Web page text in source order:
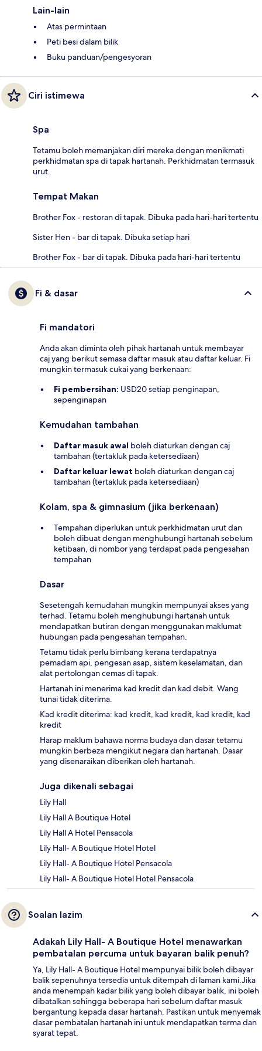
Lain-lain
Atas permintaan
Peti besi dalam bilik
Buku panduan/pengesyoran
Ciri istimewa
Spa
Tetamu boleh memanjakan diri mereka dengan menikmati
perkhidmatan spa di tapak hartanah. Perkhidmatan termasuk
urut.
Tempat Makan
Brother Fox - restoran di tapak. Dibuka pada hari-hari tertentu
Sister Hen - bar di tapak. Dibuka setiap hari
Brother Fox - bar di tapak. Dibuka pada hari-hari tertentu
Fi & dasar
Fi mandatori
Anda akan diminta oleh pihak hartanah untuk membayar
caj yang berikut semasa daftar masuk atau daftar keluar. Fi
mungkin termasuk cukai yang berkenaan:
Fi pembersihan: USD20 setiap penginapan,
sepenginapan
Kemudahan tambahan
Daftar masuk awal boleh diaturkan dengan caj
tambahan (tertakluk pada ketersediaan)
Daftar keluar lewat boleh diaturkan dengan caj
tambahan (tertakluk pada ketersediaan)
Kolam, spa & gimnasium (jika berkenaan)
Tempahan diperlukan untuk perkhidmatan urut dan
boleh dibuat dengan menghubungi hartanah sebelum
ketibaan, di nombor yang terdapat pada pengesahan
tempahan
Dasar
Sesetengah kemudahan mungkin mempunyai akses yang
terhad. Tetamu boleh menghubungi hartanah untuk
mendapatkan butiran dengan menggunakan maklumat
hubungan pada pengesahan tempahan.
Tetamu tidak perlu bimbang kerana terdapatnya
pemadam api, pengesan asap, sistem keselamatan, dan
alat pertolongan cemas di tapak.
Hartanah ini menerima kad kredit dan kad debit. Wang
tunai tidak diterima.
Kad kredit diterima: kad kredit, kad kredit, kad kredit, kad
kredit
Harap maklum bahawa norma budaya dan dasar tetamu
mungkin berbeza mengikut negara dan hartanah. Dasar
yang disenaraikan diberikan oleh hartanah.
Juga dikenali sebagai
Lily Hall
Lily Hall A Boutique Hotel
Lily Hall A Hotel Pensacola
Lily Hall- A Boutique Hotel Hotel
Lily Hall- A Boutique Hotel Pensacola
Lily Hall- A Boutique Hotel Hotel Pensacola
Soalan lazim
Adakah Lily Hall- A Boutique Hotel menawarkan
pembatalan percuma untuk bayaran balik penuh?
Ya, Lily Hall- A Boutique Hotel mempunyai bilik boleh dibayar
balik sepenuhnya tersedia untuk ditempah di laman kami.Jika
anda menempah kadar bilik yang boleh dibayar balik, ini boleh
dibatalkan sehingga beberapa hari sebelum daftar masuk
bergantung kepada dasar hartanah. Pastikan untuk menyemak
dasar pembatalan hartanah ini untuk mendapatkan terma dan
syarat tepat.